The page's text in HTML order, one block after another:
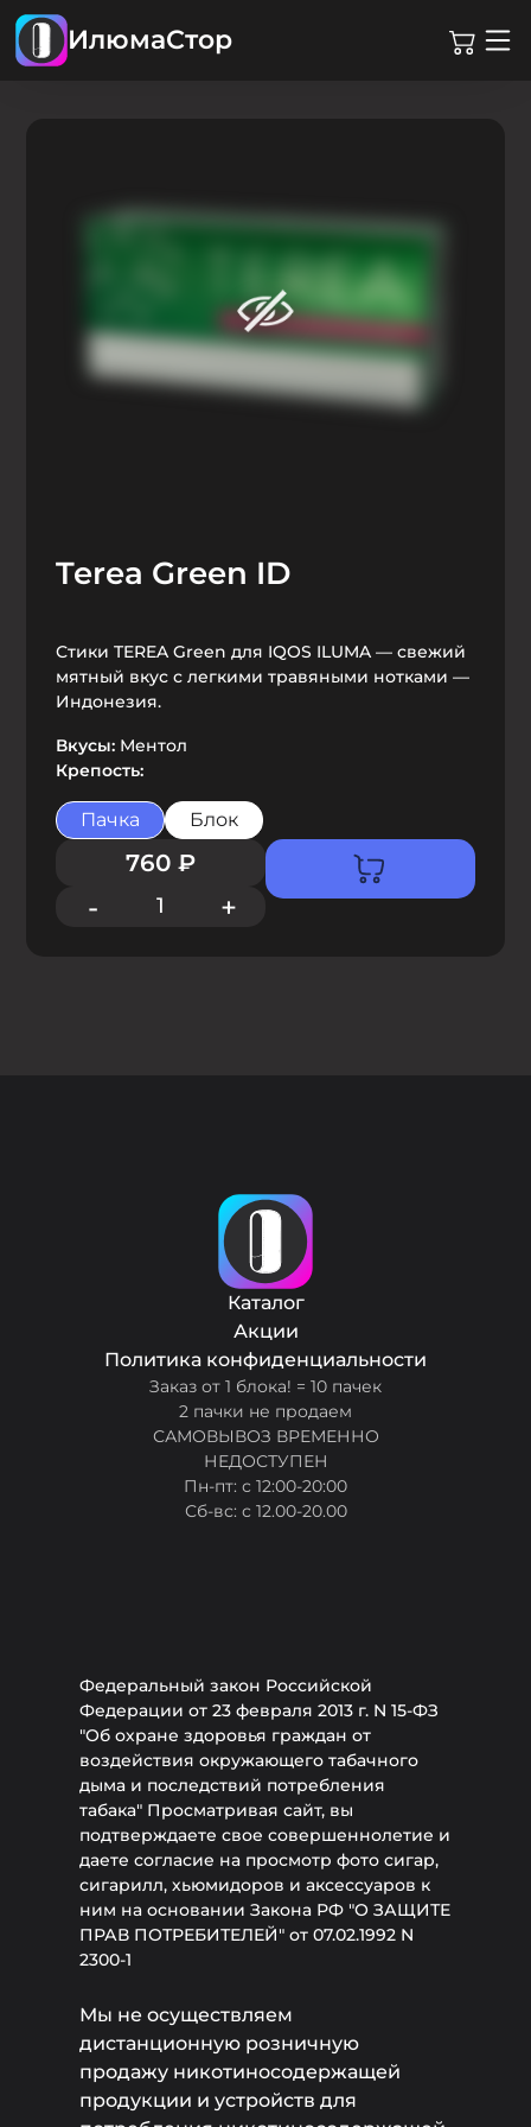
ИлюмаСтор
Terea Green ID
Стики TEREA Green для IQOS ILUMA — свежий
мятный вкус с легкими травяными нотками —
Индонезия.
Вкусы: Ментол
Крепость:
Пачка Блок
760 ₽
- 1 +
Каталог
Акции
Политика конфиденциальности
Заказ от 1 блока! = 10 пачек
2 пачки не продаем
САМОВЫВОЗ ВРЕМЕННО
НЕДОСТУПЕН
Пн-пт: с 12:00-20:00
Сб-вс: с 12.00-20.00
Федеральный закон Российской
Федерации от 23 февраля 2013 г. N 15-ФЗ
"Об охране здоровья граждан от
воздействия окружающего табачного
дыма и последствий потребления
табака" Просматривая сайт, вы
подтверждаете свое совершеннолетие и
даете согласие на просмотр фото сигар,
сигарилл, хьюмидоров и аксессуаров к
ним на основании Закона РФ "О ЗАЩИТЕ
ПРАВ ПОТРЕБИТЕЛЕЙ" от 07.02.1992 N
2300-1
Мы не осуществляем
дистанционную розничную
продажу никотиносодержащей
продукции и устройств для